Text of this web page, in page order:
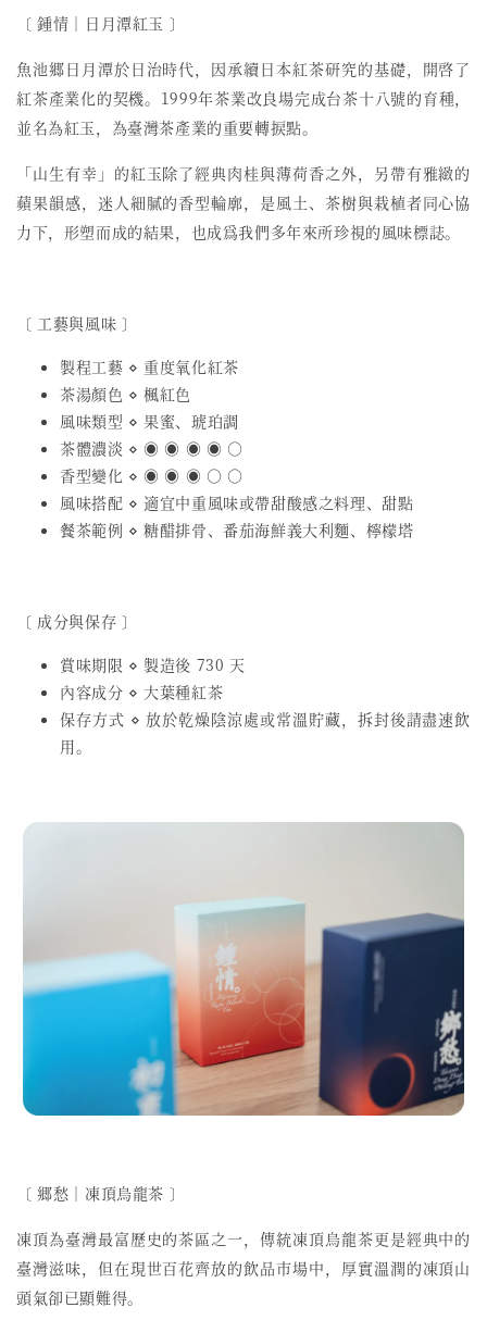
〔 鍾情︱日月潭紅玉 〕
魚池郷日月潭於日治時代，因承續日本紅茶研究的基礎，開啓了
紅茶產業化的契機。1999年茶業改良場完成台茶十八號的育種，
並名為紅玉，為臺灣茶產業的重要轉捩點。
「山生有幸」 的紅玉除了經典肉桂與薄荷香之外，另帶有雅緻的
蘋果韻感，迷人細膩的香型輪廓，是風土、茶樹與栽植者同心協
力下，形塑而成的結果，也成爲我們多年來所珍視的風味標誌。
〔 工藝與風味 〕
製程工藝 ⋄ 重度氧化紅茶
茶湯顏色 ⋄ 楓紅色
風味類型 ⋄ 果蜜、琥珀調
茶體濃淡 ⋄ ◉ ◉ ◉ ◉ ○
香型變化 ⋄ ◉ ◉ ◉ ○ ○
風味搭配 ⋄ 適宜中重風味或帶甜酸感之料理、甜點
餐茶範例 ⋄ 糖醋排骨、番茄海鮮義大利麵、檸檬塔
〔 成分與保存 〕
賞味期限 ⋄ 製造後 730 天
內容成分 ⋄ 大葉種紅茶
保存方式 ⋄ 放於乾燥陰涼處或常溫貯藏，拆封後請盡速飲
用。
〔 郷愁︱凍頂烏龍茶 〕
凍頂為臺灣最富歷史的茶區之一，傳統凍頂烏龍茶更是經典中的
臺灣滋味，但在現世百花齊放的飲品市場中，厚實溫潤的凍頂山
頭氣卻已顯難得。